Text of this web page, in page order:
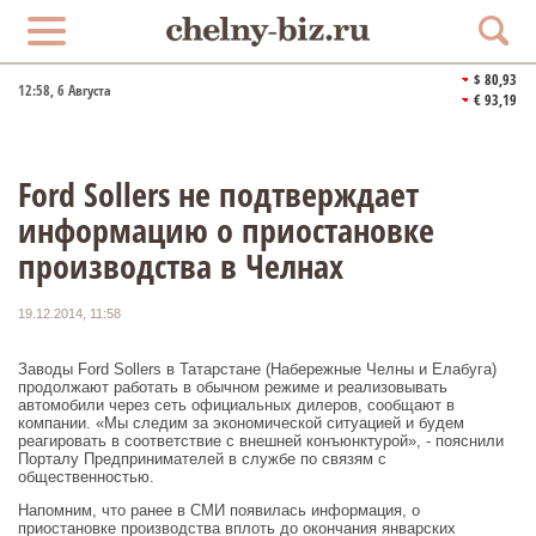
12:58, 6 Августа
$ 80,93
€ 93,19
Ford Sollers не подтверждает
информацию о приостановке
производства в Челнах
19.12.2014, 11:58
Заводы Ford Sollers в Татарстане (Набережные Челны и Елабуга)
продолжают работать в обычном режиме и реализовывать
автомобили через сеть официальных дилеров, сообщают в
компании. «Мы следим за экономической ситуацией и будем
реагировать в соответствие с внешней конъюнктурой», - пояснили
Порталу Предпринимателей в службе по связям с
общественностью.
Напомним, что ранее в СМИ появилась информация, о
приостановке производства вплоть до окончания январских